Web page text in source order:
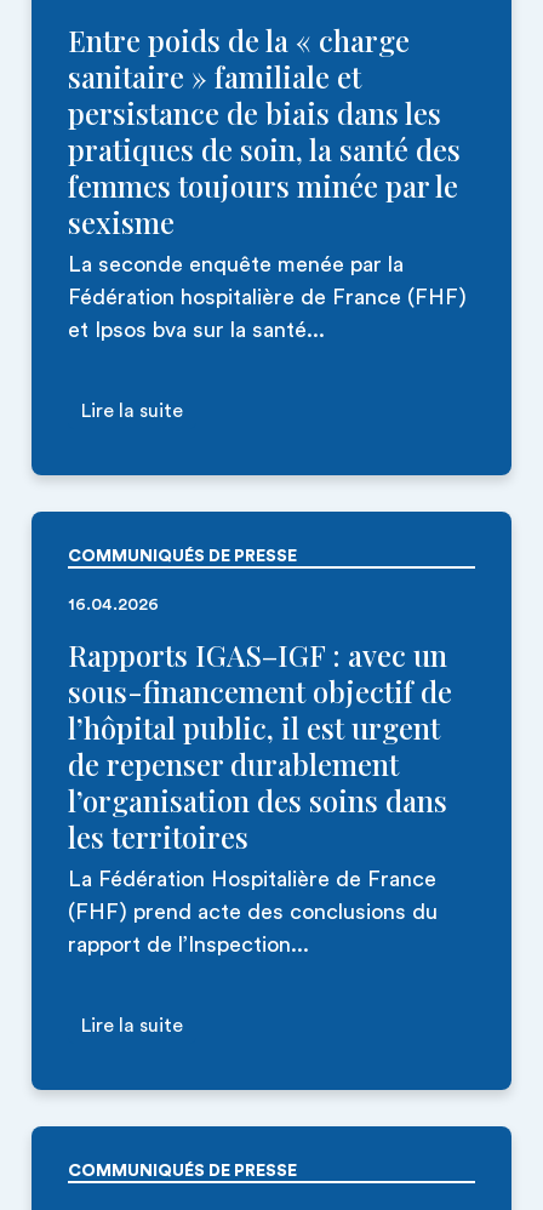
Entre poids de la « charge
sanitaire » familiale et
persistance de biais dans les
pratiques de soin, la santé des
femmes toujours minée par le
sexisme
La seconde enquête menée par la
Fédération hospitalière de France (FHF)
et Ipsos bva sur la santé...
Lire la suite
COMMUNIQUÉS DE PRESSE
16.04.2026
Rapports IGAS–IGF : avec un
sous-financement objectif de
l’hôpital public, il est urgent
de repenser durablement
l’organisation des soins dans
les territoires
La Fédération Hospitalière de France
(FHF) prend acte des conclusions du
rapport de l’Inspection...
Lire la suite
COMMUNIQUÉS DE PRESSE